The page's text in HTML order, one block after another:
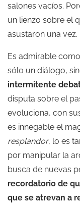
salones vacíos.
un lienzo sobre el
asustaron una vez.
Es admirable como
sólo un diálogo,
intermitente
disputa sobre el
evoluciona, con
es innegable el
resplandor, lo es
por manipular la
busca de nuevas
recordatorio de
que se atrevan a